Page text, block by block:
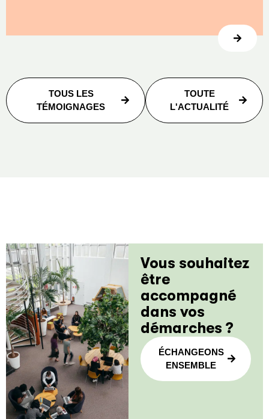
TOUS LES
TÉMOIGNAGES
TOUTE
L'ACTUALITÉ
Vous souhaitez
être
accompagné
dans vos
démarches ?
ÉCHANGEONS
ENSEMBLE